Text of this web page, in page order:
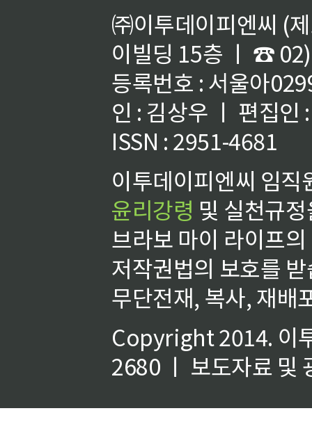
㈜이투데이피엔씨 (
이빌딩 15층 ㅣ ☎
등록번호 : 서울아
인 : 김상우 ㅣ 편집인
ISSN : 2951-4681
이투데이피엔씨 임
윤리강령 및 실천규
브라보 마이 라이프
저작권법의 보호를
무단전재, 복사, 재배
Copyright 2014. 이
2680 ㅣ 보도자료